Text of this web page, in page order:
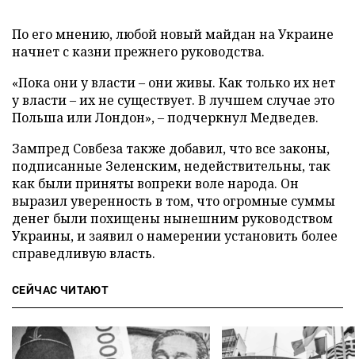
По его мнению, любой новый майдан на Украине
начнет с казни прежнего руководства.
«Пока они у власти – они живы. Как только их нет
у власти – их не существует. В лучшем случае это
Польша или Лондон», – подчеркнул Медведев.
Зампред Совбеза также добавил, что все законы,
подписанные Зеленским, недействительны, так
как были приняты вопреки воле народа. Он
выразил уверенность в том, что огромные суммы
денег были похищены нынешним руководством
Украины, и заявил о намерении установить более
справедливую власть.
СЕЙЧАС ЧИТАЮТ